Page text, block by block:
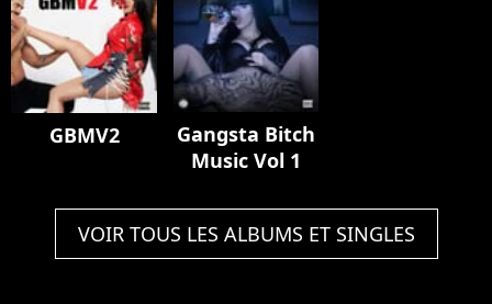
GBMV2
Gangsta Bitch
Music Vol 1
VOIR TOUS LES ALBUMS ET SINGLES